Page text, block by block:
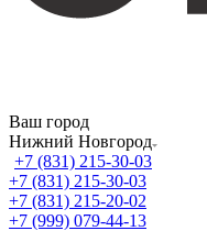
Ваш город
Нижний Новгород
+7 (831) 215-30-03
+7 (831) 215-30-03
+7 (831) 215-20-02
+7 (999) 079-44-13